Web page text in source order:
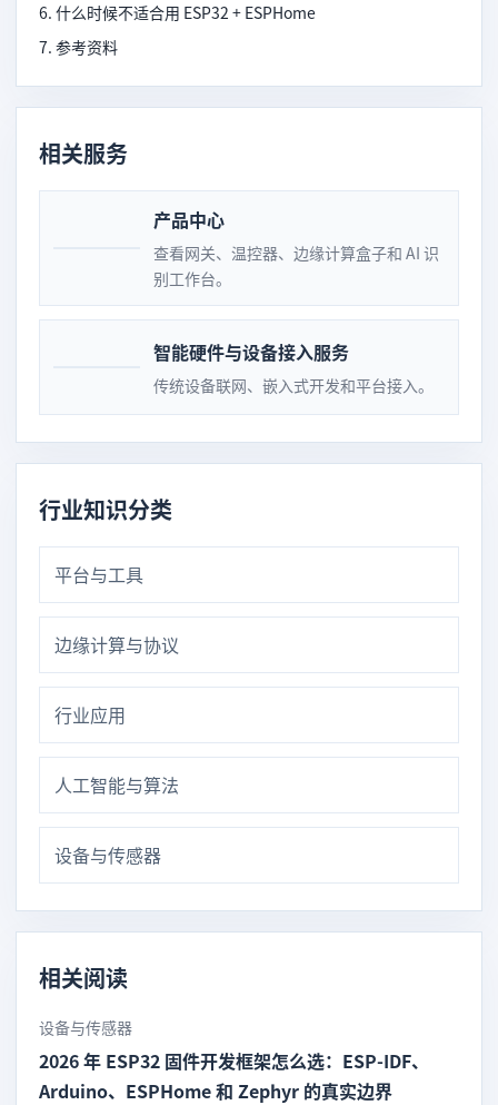
6. 什么时候不适合用 ESP32 + ESPHome
7. 参考资料
相关服务
产品中心
查看网关、温控器、边缘计算盒子和 AI 识
别工作台。
智能硬件与设备接入服务
传统设备联网、嵌入式开发和平台接入。
行业知识分类
平台与工具
边缘计算与协议
行业应用
人工智能与算法
设备与传感器
相关阅读
设备与传感器
2026 年 ESP32 固件开发框架怎么选：ESP-IDF、
Arduino、ESPHome 和 Zephyr 的真实边界